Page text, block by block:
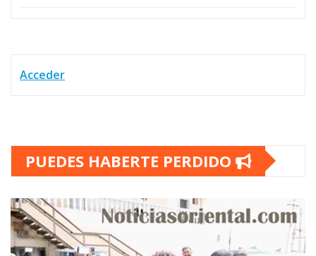
Acceder
PUEDES HABERTE PERDIDO